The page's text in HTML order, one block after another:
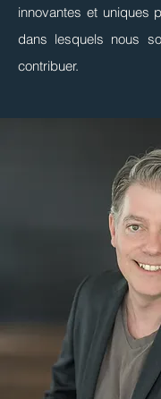
innovantes et uniques
dans lesquels nous
contribuer.